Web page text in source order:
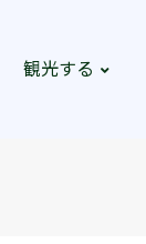
観光する